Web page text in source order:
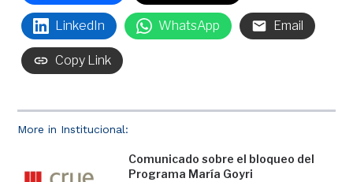
More in Institucional:
Comunicado sobre el bloqueo del
Programa María Goyri
LinkedIn WhatsApp Email
Copy Link